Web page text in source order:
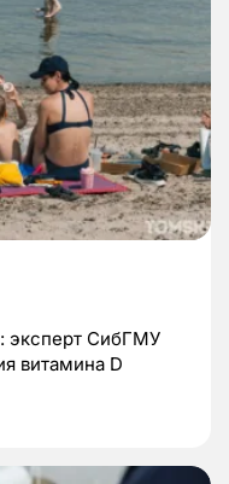
эксперт СибГМУ
витамина D